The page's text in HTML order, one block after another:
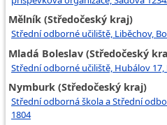
Mělník (Středočeský kraj)
Střední odborné učiliště, Liběchov,
Mladá Boleslav (Středočeský
Střední odborné učiliště, Hubálov
Nymburk (Středočeský kraj)
Střední odborná škola a Střední
1804